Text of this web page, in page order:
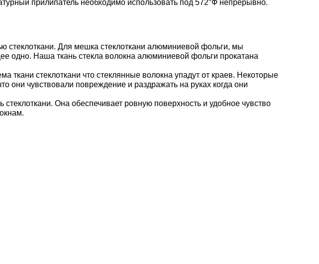
прилипатель необходимо использовать под 572°Ф непрерывно.
стеклоткани. Для мешка стеклоткани алюминиевой фольги, мы
одно. Наша ткань стекла волокна алюминиевой фольги прокатана
стеклоткани что стеклянные волокна упадут от краев. Некоторые
они чувствовали повреждение и раздражать на руках когда они
Она обеспечивает ровную поверхность и удобное чувство